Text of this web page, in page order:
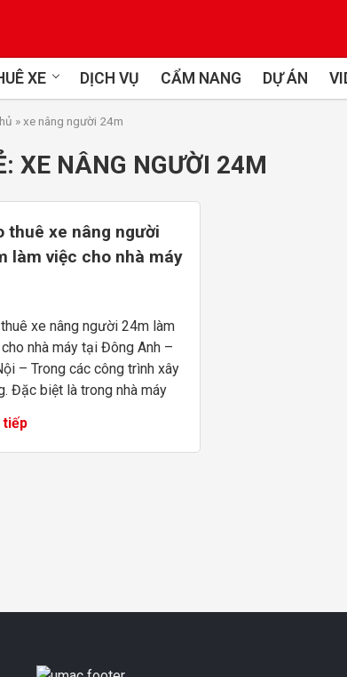
XE DỊCH VỤ CẨM NANG DỰ ÁN
»xe nâng người 24m
XE NÂNG NGƯỜI 24M
thuê xe nâng người
làm việc cho nhà máy
xe nâng người 24m làm
nhà máy tại Đông Anh –
– Trong các công trình xây
Đặc biệt là trong nhà máy
bảo dưỡng nhà máy...